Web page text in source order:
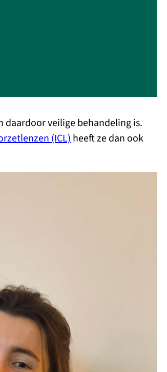
daardoor veilige behandeling is.
(ICL)heeft ze dan ook